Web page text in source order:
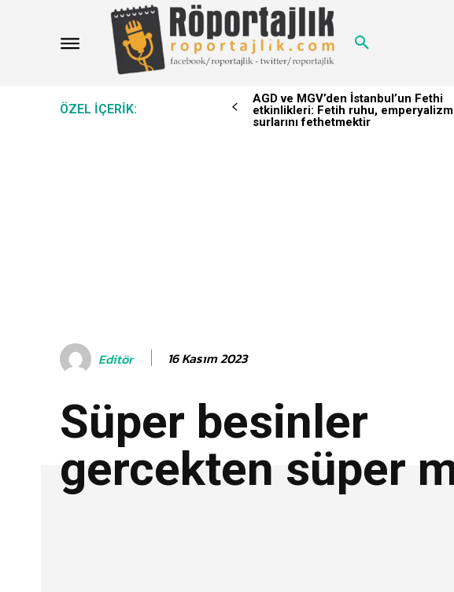
ÖZEL IÇERIK:
AGD ve MGV’den İstanbul’un Fethi
etkinlikleri: Fetih ruhu,
surlarını fethetmektir
Editör 16 Kasım 2023
Süper besinler
gercekten süper